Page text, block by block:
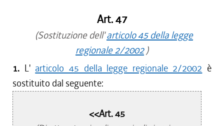
Art. 47
(Sostituzione dell'articolo 45 della legge
regionale 2/2002)
1. L' articolo 45 della legge regionale 2/2002 è
sostituito dal seguente:
<<Art. 45